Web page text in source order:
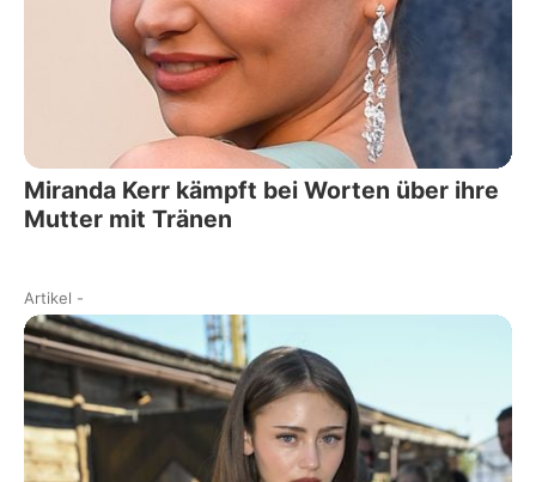
Miranda Kerr kämpft bei Worten über ihre
Mutter mit Tränen
Artikel -